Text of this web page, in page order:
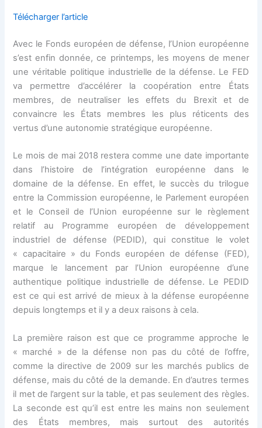
Télécharger l’article
Avec le Fonds européen de défense, l’Union européenne
s’est enfin donnée, ce printemps, les moyens de mener
une véritable politique industrielle de la défense. Le FED
va permettre d’accélérer la coopération entre États
membres, de neutraliser les effets du Brexit et de
convaincre les États membres les plus réticents des
vertus d’une autonomie stratégique européenne.
Le mois de mai 2018 restera comme une date importante
dans l’histoire de l’intégration européenne dans le
domaine de la défense. En effet, le succès du trilogue
entre la Commission européenne, le Parlement européen
et le Conseil de l’Union européenne sur le règlement
relatif au Programme européen de développement
industriel de défense (PEDID), qui constitue le volet
« capacitaire » du Fonds européen de défense (FED),
marque le lancement par l’Union européenne d’une
authentique politique industrielle de défense. Le PEDID
est ce qui est arrivé de mieux à la défense européenne
depuis longtemps et il y a deux raisons à cela.
La première raison est que ce programme approche le
« marché » de la défense non pas du côté de l’offre,
comme la directive de 2009 sur les marchés publics de
défense, mais du côté de la demande. En d’autres termes
il met de l’argent sur la table, et pas seulement des règles.
La seconde est qu’il est entre les mains non seulement
des États membres, mais surtout des autorités